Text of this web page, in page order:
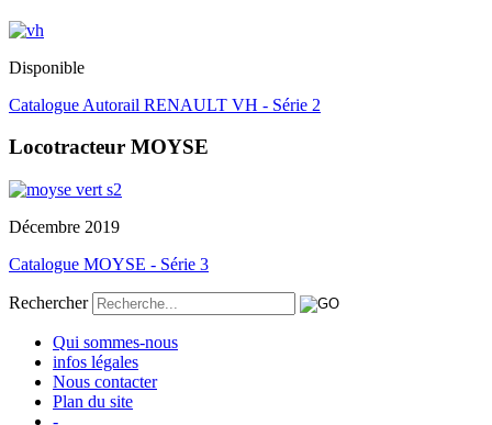
Disponible
Catalogue Autorail RENAULT VH - Série 2
Locotracteur MOYSE
Décembre 2019
Catalogue MOYSE - Série 3
Rechercher
Qui sommes-nous
infos légales
Nous contacter
Plan du site
-